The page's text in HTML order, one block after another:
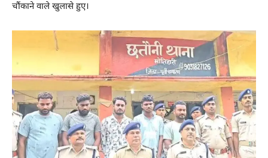
चौंकाने वाले खुलासे हुए।